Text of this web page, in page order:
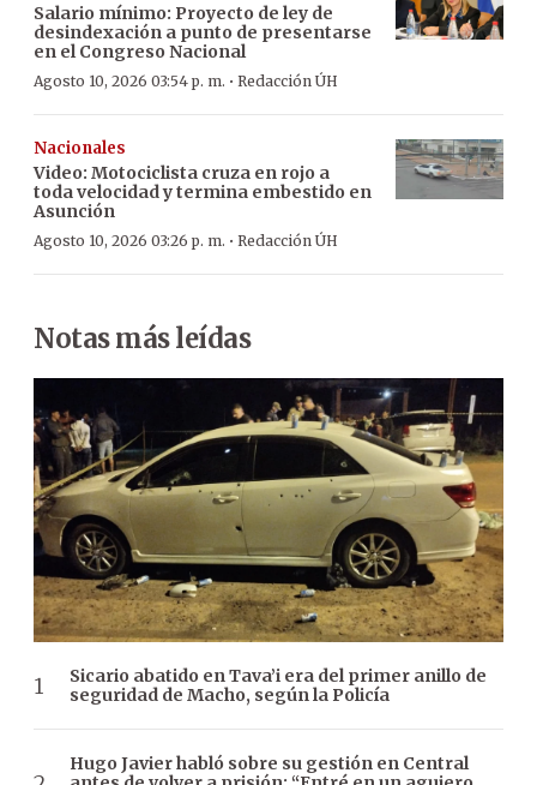
Salario mínimo: Proyecto de ley de
desindexación a punto de presentarse
en el Congreso Nacional
Agosto 10, 2026 03:54 p. m. · Redacción ÚH
Nacionales
Video: Motociclista cruza en rojo a
toda velocidad y termina embestido en
Asunción
Agosto 10, 2026 03:26 p. m. · Redacción ÚH
Notas más leídas
Sicario abatido en Tava’i era del primer anillo de
seguridad de Macho, según la Policía
Hugo Javier habló sobre su gestión en Central